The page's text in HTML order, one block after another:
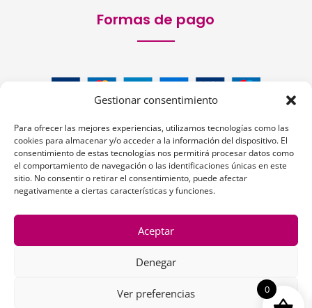
Gestionar consentimiento
Para ofrecer las mejores experiencias, utilizamos tecnologías como las
cookies para almacenar y/o acceder a la información del dispositivo. El
consentimiento de estas tecnologías nos permitirá procesar datos como
el comportamiento de navegación o las identificaciones únicas en este
sitio. No consentir o retirar el consentimiento, puede afectar
negativamente a ciertas características y funciones.
Aceptar
Denegar
Ver preferencias
Formas de pago
Siguenos:
0